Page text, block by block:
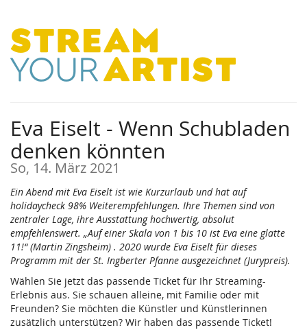
Haupt-
Inhalt
springen
Eva Eiselt - Wenn Schubladen
denken könnten
So, 14. März 2021
Ein Abend mit Eva Eiselt ist wie Kurzurlaub und hat auf
holidaycheck 98% Weiterempfehlungen. Ihre Themen sind von
zentraler Lage, ihre Ausstattung hochwertig, absolut
empfehlenswert. „Auf einer Skala von 1 bis 10 ist Eva eine glatte
11!“ (Martin Zingsheim) . 2020 wurde Eva Eiselt für dieses
Programm mit der St. Ingberter Pfanne ausgezeichnet (Jurypreis).
Wählen Sie jetzt das passende Ticket für Ihr Streaming-
Erlebnis aus. Sie schauen alleine, mit Familie oder mit
Freunden? Sie möchten die Künstler und Künstlerinnen
zusätzlich unterstützen? Wir haben das passende Ticket!